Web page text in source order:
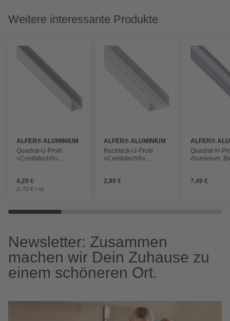
Weitere interessante Produkte
ALFER® ALUMINIUM
Quadrat-U-Profil
»Combitech®«,
mm
4,29 €
(1,72 € / m)
ALFER® ALUMINIUM
Rechteck-U-Profil
»Combitech®«,
mm
2,99 €
ALFER®
Quadrat-H-
Aluminium,
7,49 €
Newsletter: Zusammen
machen wir Dein Zuhause zu
einem schöneren Ort.